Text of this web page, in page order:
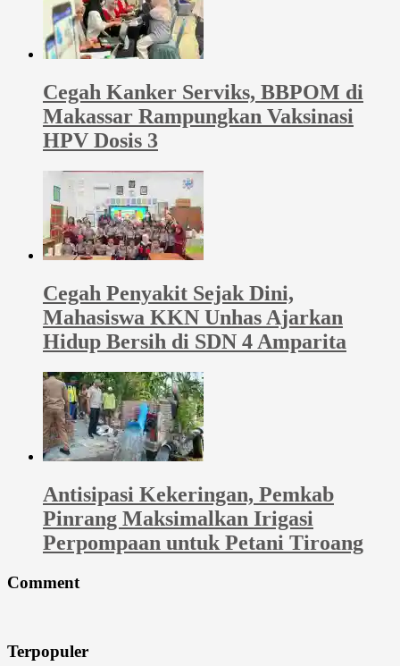
Cegah Kanker Serviks, BBPOM di
Makassar Rampungkan Vaksinasi
HPV Dosis 3
Cegah Penyakit Sejak Dini,
Mahasiswa KKN Unhas Ajarkan
Hidup Bersih di SDN 4 Amparita
Antisipasi Kekeringan, Pemkab
Pinrang Maksimalkan Irigasi
Perpompaan untuk Petani Tiroang
Comment
Terpopuler